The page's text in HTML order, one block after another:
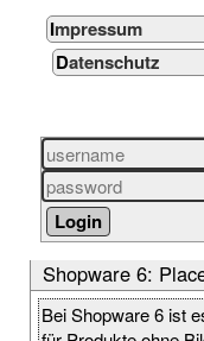
Impressum
Datenschutz
Shopware 6:
Bei Shopware 6 ist